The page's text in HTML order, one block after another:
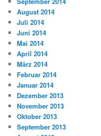
August 2014
Juli 2014
Juni 2014
Mai 2014
April 2014
März 2014
Februar 2014
Januar 2014
Dezember 2013
November 2013
Oktober 2013
September 2013